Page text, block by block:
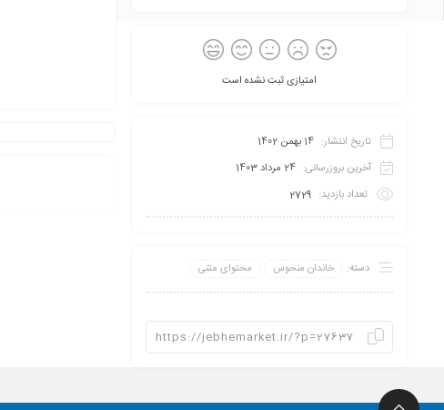
امتیازی ثبت نشده است
تاریخ انتشار: 14 بهمن 1402
آخرین بروزرسانی: 24 مرداد 1403
تعداد بازدید: 2729
دسته: خاندان منحوس محتوای متنی